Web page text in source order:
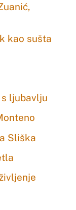
kao sušta
s ljubavlju
Sliška